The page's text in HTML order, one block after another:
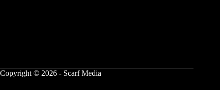
Copyright © 2026 - Scarf Media